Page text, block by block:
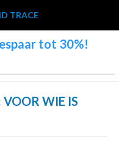
TRACE
tot 30%!
VOOR WIE IS